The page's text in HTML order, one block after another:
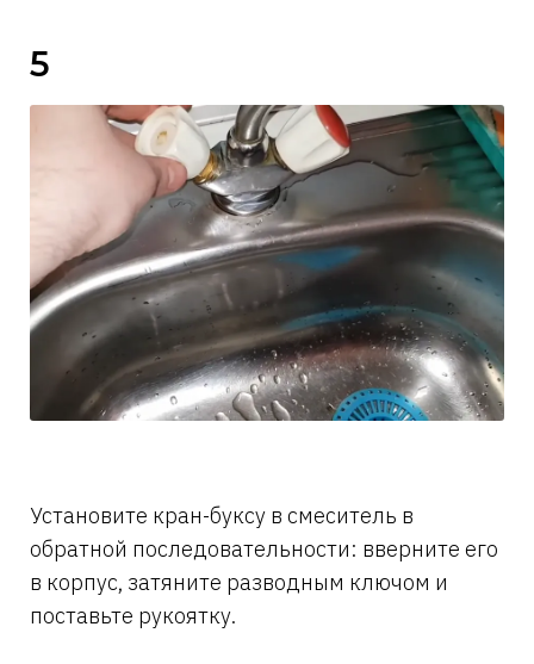
5
Установите кран-буксу в смеситель в
обратной последовательности: вверните его
в корпус, затяните разводным ключом и
поставьте рукоятку.